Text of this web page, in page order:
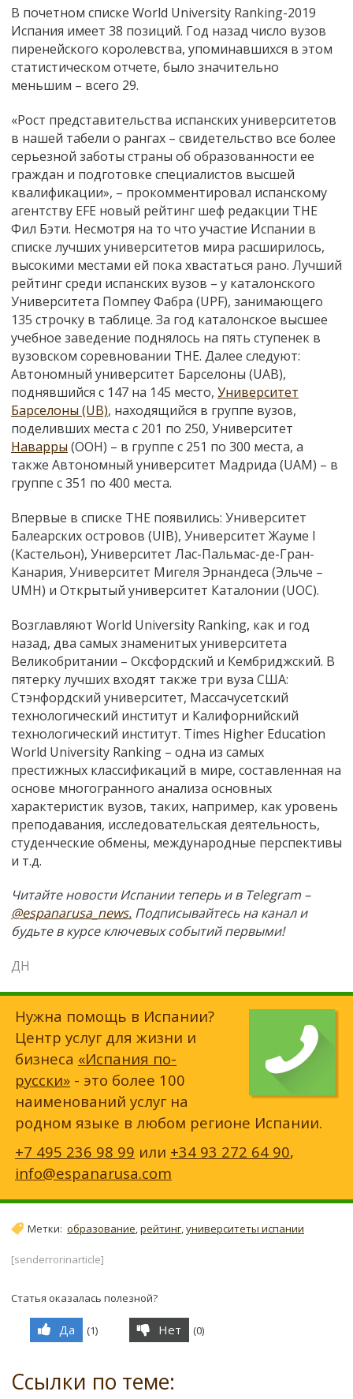
В почетном списке World University Ranking-2019
Испания имеет 38 позиций. Год назад число вузов
пиренейского королевства, упоминавшихся в этом
статистическом отчете, было значительно
меньшим – всего 29.
«Рост представительства испанских университетов
в нашей табели о рангах – свидетельство все более
серьезной заботы страны об образованности ее
граждан и подготовке специалистов высшей
квалификации», – прокомментировал испанскому
агентству EFE новый рейтинг шеф редакции ТНЕ
Фил Бэти. Несмотря на то что участие Испании в
списке лучших университетов мира расширилось,
высокими местами ей пока хвастаться рано. Лучший
рейтинг среди испанских вузов – у каталонского
Университета Помпеу Фабра (UPF), занимающего
135 строчку в таблице. За год каталонское высшее
учебное заведение поднялось на пять ступенек в
вузовском соревновании ТНЕ. Далее следуют:
Автономный университет Барселоны (UAB),
поднявшийся с 147 на 145 место, Университет
Барселоны (UB), находящийся в группе вузов,
поделивших места с 201 по 250, Университет
Наварры (ООН) – в группе с 251 по 300 места, а
также Автономный университет Мадрида (UAM) – в
группе с 351 по 400 места.
Впервые в списке THE появились: Университет
Балеарских островов (UIB), Университет Жауме I
(Кастельон), Университет Лас-Пальмас-де-Гран-
Канария, Университет Мигеля Эрнандеса (Эльче –
UMH) и Открытый университет Каталонии (UOC).
Возглавляют World University Ranking, как и год
назад, два самых знаменитых университета
Великобритании – Оксфордский и Кембриджский. В
пятерку лучших входят также три вуза США:
Стэнфордский университет, Массачусетский
технологический институт и Калифорнийский
технологический институт. Times Higher Education
World University Ranking – одна из самых
престижных классификаций в мире, составленная на
основе многогранного анализа основных
характеристик вузов, таких, например, как уровень
преподавания, исследовательская деятельность,
студенческие обмены, международные перспективы
и т.д.
Читайте новости Испании теперь и в Telegram –
@espanarusa_news. Подписывайтесь на канал и
будьте в курсе ключевых событий первыми!
ДН
Нужна помощь в Испании?
Центр услуг для жизни и
бизнеса «Испания по-
русски» - это более 100
наименований услуг на
родном языке в любом регионе Испании.
+7 495 236 98 99 или +34 93 272 64 90,
info@espanarusa.com
Метки: образование,рейтинг,университеты испании
[senderrorinarticle]
Статья оказалась полезной?
Да (1) Нет (0)
Ссылки по теме: